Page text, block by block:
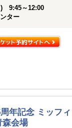
) 9:45～12:00
ター
年記念 ミッフィ
森会場